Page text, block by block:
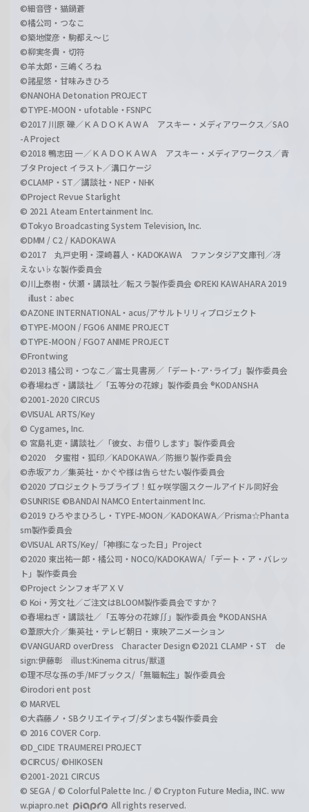
©細音啓・猫鍋蒼
©橘公司・つなこ
©築地俊彦・駒都え～じ
©柳実冬貴・切符
©羊太郎・三嶋くろね
©諸星悠・甘味みきひろ
©NANOHA Detonation PROJECT
©TYPE-MOON・ufotable・FSNPC
©2017 川原 礫／ＫＡＤＯＫＡＷＡ アスキー・メディアワークス／SAO
-A Project
©2018 鴨志田 一／ＫＡＤＯＫＡＷＡ アスキー・メディアワークス／青
ブタ Project イラスト／溝口ケージ
©CLAMP・ST／講談社・NEP・NHK
©Project Revue Starlight
© 2021 Ateam Entertainment Inc.
©Tokyo Broadcasting System Television, Inc.
©DMM / C2 / KADOKAWA
©2017 丸戸史明・深崎暮人・KADOKAWA ファンタジア文庫刊／冴
えない♭な製作委員会
©川上泰樹・伏瀬・講談社／転スラ製作委員会 ©REKI KAWAHARA 2019
illust：abec
©AZONE INTERNATIONAL・acus/アサルトリリィプロジェクト
©TYPE-MOON / FGO6 ANIME PROJECT
©TYPE-MOON / FGO7 ANIME PROJECT
©Frontwing
©2013 橘公司・つなこ／富士見書房／「デート･ア･ライブ」製作委員会
©春場ねぎ・講談社／「五等分の花嫁」製作委員会 ®KODANSHA
©2001-2020 CIRCUS
©VISUAL ARTS/Key
© Cygames, Inc.
© 宮島礼吏・講談社／「彼女、お借りします」製作委員会
©2020 夕蜜柑・狐印／KADOKAWA／防振り製作委員会
©赤坂アカ／集英社・かぐや様は告らせたい製作委員会
©2020 プロジェクトラブライブ！虹ヶ咲学園スクールアイドル同好会
©SUNRISE ©BANDAI NAMCO Entertainment Inc.
©2019 ひろやまひろし・TYPE-MOON／KADOKAWA／Prisma☆Phanta
sm製作委員会
©VISUAL ARTS/Key/「神様になった日」Project
©2020 東出祐一郎・橘公司・NOCO/KADOKAWA/「デート・ア・バレッ
ト」製作委員会
©Project シンフォギアＸＶ
© Koi・芳文社／ご注文はBLOOM製作委員会ですか？
©春場ねぎ・講談社／「五等分の花嫁∬」製作委員会 ®KODANSHA
©葦原大介／集英社・テレビ朝日・東映アニメーション
©VANGUARD overDress Character Design ©2021 CLAMP・ST de
sign:伊藤彰 illust:Kinema citrus/獣道
©理不尽な孫の手/MFブックス/「無職転生」製作委員会
©irodori ent post
© MARVEL
©大森藤ノ・SBクリエイティブ/ダンまち4製作委員会
© 2016 COVER Corp.
©D_CIDE TRAUMEREI PROJECT
©CIRCUS/ ©HIKOSEN
©2001-2021 CIRCUS
© SEGA / © Colorful Palette Inc. / © Crypton Future Media, INC. ww
w.piapro.net
All rights reserved.